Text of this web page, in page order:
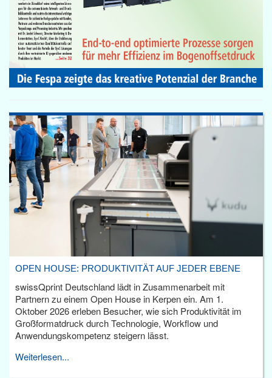
OPEN HOUSE: PRODUKTIVITÄT AUF JEDER EBENE
swissQprint Deutschland lädt in Zusammenarbeit mit
Partnern zu einem Open House in Kerpen ein. Am 1.
Oktober 2026 erleben Besucher, wie sich Produktivität im
Großformatdruck durch Technologie, Workflow und
Anwendungskompetenz steigern lässt.
Weiterlesen...